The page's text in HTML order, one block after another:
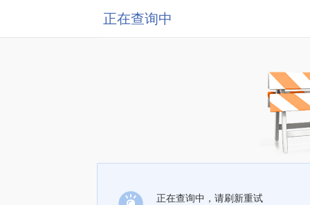
正在查询中
正在查询中，请刷新重试